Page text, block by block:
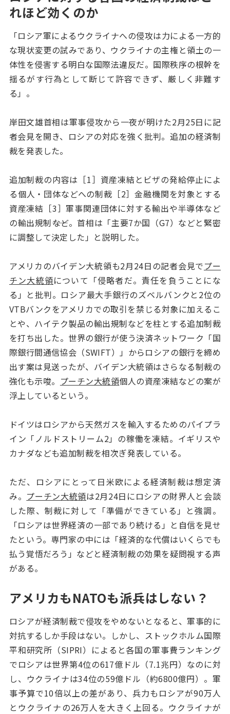
れほど効くのか
「ロシア軍によるウクライナへの侵攻は力による一方的
な現状変更の試みであり、ウクライナの主権と領土の一
体性を侵害する明白な国際法違反だ。国際秩序の根幹を
揺るがす行為として断じて許容できず、厳しく非難す
る」。
岸田文雄首相は軍事侵攻から一夜が明けた2月25日に記
者会見を開き、ロシアの対応を強く批判。追加の経済制
裁を発表した。
追加制裁の内容は［1］資産凍結とビザの発給停止によ
る個人・団体などへの制裁［2］金融機関を対象とする
資産凍結［3］軍事関連団体に対する輸出や半導体など
の輸出規制――など。首相は「主要7か国（G7）などと緊密
に調整して決定した」と説明した。
アメリカのバイデン大統領も2月24日の記者会見でプー
チン大統領について「侵略者だ。責任を負うことにな
る」と批判。ロシア最大手銀行のズベルバンクと2位の
VTBバンクをアメリカでの取引を禁じる対象に加えるこ
とや、ハイテク製品の輸出規制などを柱とする追加制裁
を打ち出した。世界の銀行が使う決済ネットワーク「国
際銀行間通信協会（SWIFT）」からロシアの銀行を締め
出す案は見送ったが、バイデン大統領はさらなる制裁の
強化も示唆。 プーチン大統領個人の資産凍結などの案が
浮上しているという。
ドイツはロシアから天然ガスを輸入するためのパイプラ
イン「ノルドストリーム2」の稼働を凍結。イギリスや
カナダなども追加制裁を相次ぎ発表している。
ただ、ロシアにとって日米欧による経済制裁は想定済
み。 プーチン大統領は2月24日にロシアの財界人と会談
した際、制裁に対して「準備ができている」と強調。
「ロシアは世界経済の一部であり続ける」と自信を見せ
たという。専門家の中には「経済的な代償はいくらでも
払う覚悟だろう」などと経済制裁の効果を疑問視する声
がある。
アメリカもNATOも派兵はしない？
ロシアが経済制裁で侵攻をやめないとなると、軍事的に
対抗するしか手段はない。しかし、ストックホルム国際
平和研究所（SIPRI）によると各国の軍事費ランキング
でロシアは世界第4位の617億ドル（7.1兆円）なのに対
し、ウクライナは34位の59億ドル（約6800億円）。軍
事予算で10倍以上の差があり、兵力もロシアが90万人
とウクライナの26万人を大きく上回る。ウクライナが